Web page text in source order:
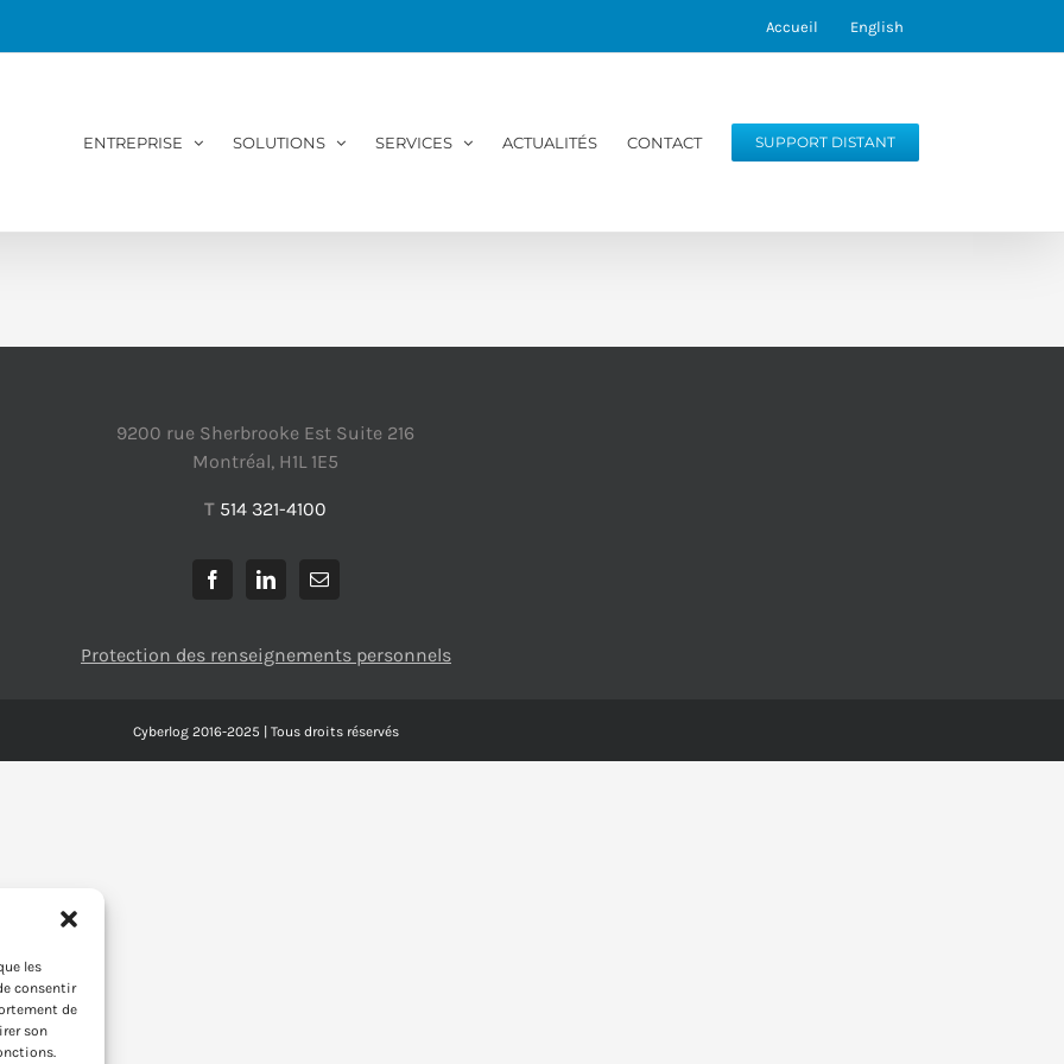
les
consentir
de
son
Accueil English
ENTREPRISE SOLUTIONS SERVICES ACTUALITÉS CONTACT SUPPORT DISTANT
9200 rue Sherbrooke Est Suite 216
Montréal, H1L 1E5
T 514 321-4100
Protection des renseignements personnels
Cyberlog 2016-2025 | Tous droits réservés